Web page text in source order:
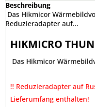
Beschreibung
Das Hikmicor
Reduzieradapter auf...
HIKMICRO
Das Hikmicor
!! Reduzieradapter auf
Lieferumfang enthalten!